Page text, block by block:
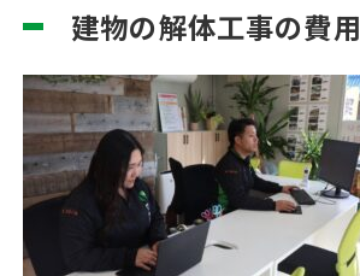
建物の解体工事の費用